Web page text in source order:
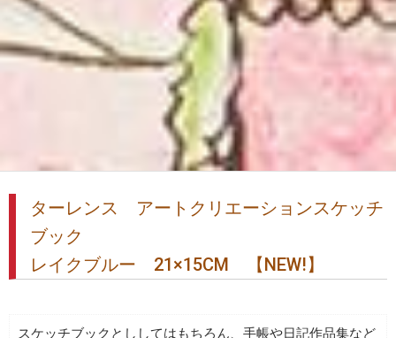
ターレンス アートクリエーションスケッチ
ブック
レイクブルー 21×15CM 【NEW!】
スケッチブックとししてはもちろん、手帳や日記作品集など